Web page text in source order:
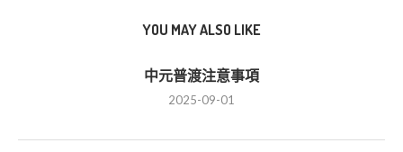
YOU MAY ALSO LIKE
中元普渡注意事項
2025-09-01